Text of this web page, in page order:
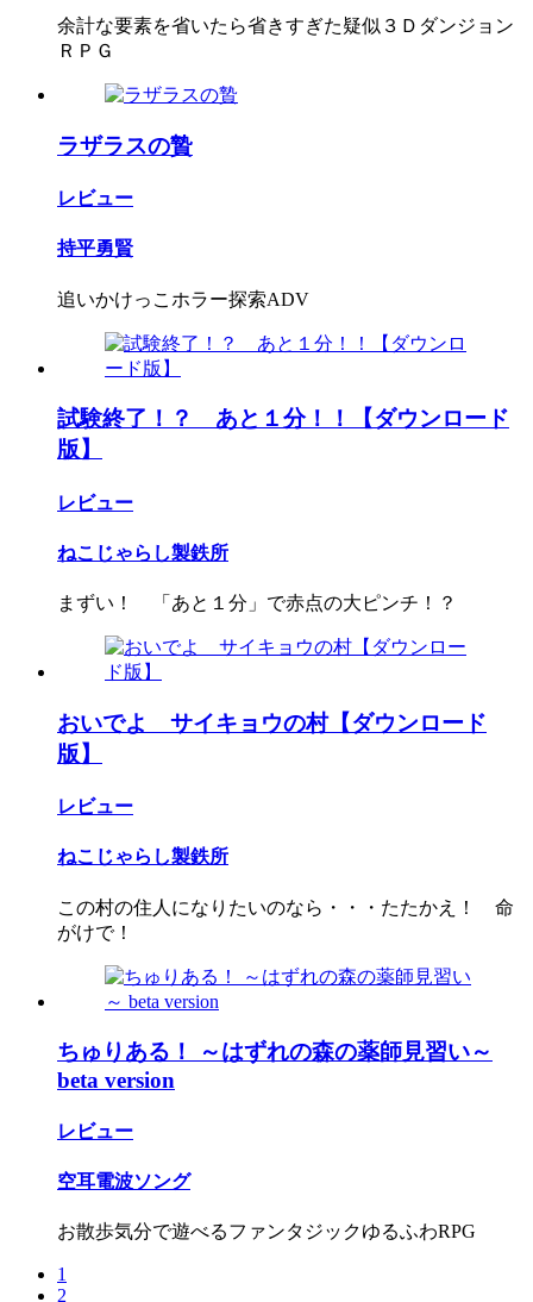
余計な要素を省いたら省きすぎた疑似３Ｄダンジョン
ＲＰＧ
ラザラスの贄
レビュー
持平勇賢
追いかけっこホラー探索ADV
試験終了！？ あと１分！！【ダウンロード
版】
レビュー
ねこじゃらし製鉄所
まずい！ 「あと１分」で赤点の大ピンチ！？
おいでよ サイキョウの村【ダウンロード
版】
レビュー
ねこじゃらし製鉄所
この村の住人になりたいのなら・・・たたかえ！ 命
がけで！
ちゅりある！ ～はずれの森の薬師見習い～
beta version
レビュー
空耳電波ソング
お散歩気分で遊べるファンタジックゆるふわRPG
1
2